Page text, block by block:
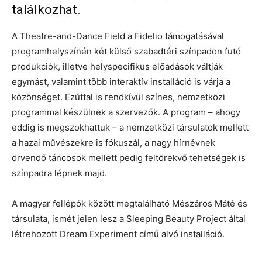
találkozhat.
A Theatre-and-Dance Field a Fidelio támogatásával
programhelyszínén két külső szabadtéri színpadon futó
produkciók, illetve helyspecifikus előadások váltják
egymást, valamint több interaktív installáció is várja a
közönséget. Ezúttal is rendkívül színes, nemzetközi
programmal készülnek a szervezők. A program – ahogy
eddig is megszokhattuk – a nemzetközi társulatok mellett
a hazai művészekre is fókuszál, a nagy hírnévnek
örvendő táncosok mellett pedig feltörekvő tehetségek is
színpadra lépnek majd.
A magyar fellépők között megtalálható Mészáros Máté és
társulata, ismét jelen lesz a Sleeping Beauty Project által
létrehozott Dream Experiment című alvó installáció.